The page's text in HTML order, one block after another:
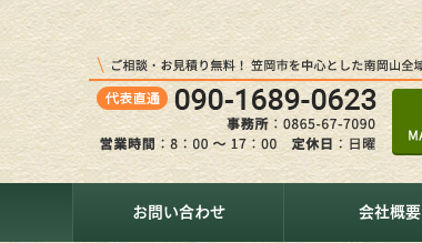
お問い合わせ 会社概要